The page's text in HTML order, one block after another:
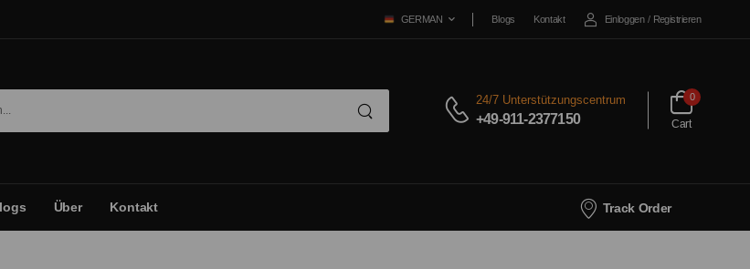
GERMAN Blogs Kontakt Einloggen / Registrieren
24/7 Unterstützungscentrum
+49-911-2377150
0
Cart
Über Kontakt Track Order